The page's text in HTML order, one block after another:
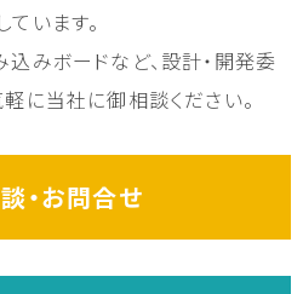
います。
みボードなど、設計・開発委
に当社に御相談ください。
・お問合せ